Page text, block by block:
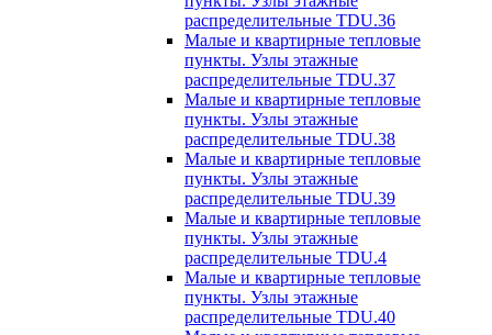
распределительные TDU.36
Малые и квартирные тепловые
пункты. Узлы этажные
распределительные TDU.37
Малые и квартирные тепловые
пункты. Узлы этажные
распределительные TDU.38
Малые и квартирные тепловые
пункты. Узлы этажные
распределительные TDU.39
Малые и квартирные тепловые
пункты. Узлы этажные
распределительные TDU.4
Малые и квартирные тепловые
пункты. Узлы этажные
распределительные TDU.40